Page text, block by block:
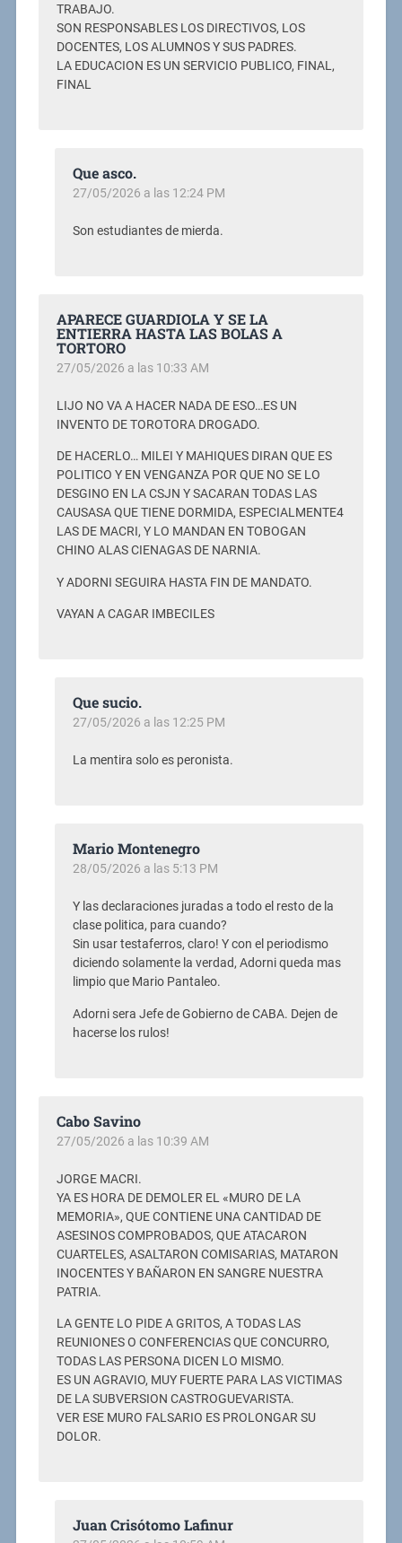
TRABAJO.
SON RESPONSABLES LOS DIRECTIVOS, LOS
DOCENTES, LOS ALUMNOS Y SUS PADRES.
LA EDUCACION ES UN SERVICIO PUBLICO, FINAL,
FINAL
Que asco.
27/05/2026 a las 12:24 PM
Son estudiantes de mierda.
APARECE GUARDIOLA Y SE LA
ENTIERRA HASTA LAS BOLAS A
TORTORO
27/05/2026 a las 10:33 AM
LIJO NO VA A HACER NADA DE ESO…ES UN
INVENTO DE TOROTORA DROGADO.
DE HACERLO… MILEI Y MAHIQUES DIRAN QUE ES
POLITICO Y EN VENGANZA POR QUE NO SE LO
DESGINO EN LA CSJN Y SACARAN TODAS LAS
CAUSASA QUE TIENE DORMIDA, ESPECIALMENTE4
LAS DE MACRI, Y LO MANDAN EN TOBOGAN
CHINO ALAS CIENAGAS DE NARNIA.
Y ADORNI SEGUIRA HASTA FIN DE MANDATO.
VAYAN A CAGAR IMBECILES
Que sucio.
27/05/2026 a las 12:25 PM
La mentira solo es peronista.
Mario Montenegro
28/05/2026 a las 5:13 PM
Y las declaraciones juradas a todo el resto de la
clase politica, para cuando?
Sin usar testaferros, claro! Y con el periodismo
diciendo solamente la verdad, Adorni queda mas
limpio que Mario Pantaleo.
Adorni sera Jefe de Gobierno de CABA. Dejen de
hacerse los rulos!
Cabo Savino
27/05/2026 a las 10:39 AM
JORGE MACRI.
YA ES HORA DE DEMOLER EL «MURO DE LA
MEMORIA», QUE CONTIENE UNA CANTIDAD DE
ASESINOS COMPROBADOS, QUE ATACARON
CUARTELES, ASALTARON COMISARIAS, MATARON
INOCENTES Y BAÑARON EN SANGRE NUESTRA
PATRIA.
LA GENTE LO PIDE A GRITOS, A TODAS LAS
REUNIONES O CONFERENCIAS QUE CONCURRO,
TODAS LAS PERSONA DICEN LO MISMO.
ES UN AGRAVIO, MUY FUERTE PARA LAS VICTIMAS
DE LA SUBVERSION CASTROGUEVARISTA.
VER ESE MURO FALSARIO ES PROLONGAR SU
DOLOR.
Juan Crisótomo Lafinur